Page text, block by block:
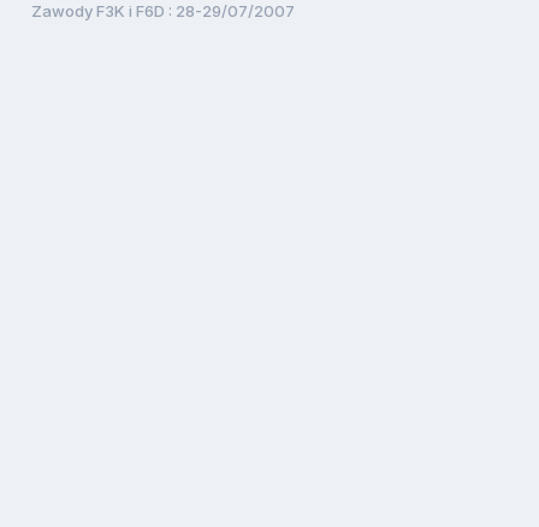
Zawody F3K i F6D : 28-29/07/2007